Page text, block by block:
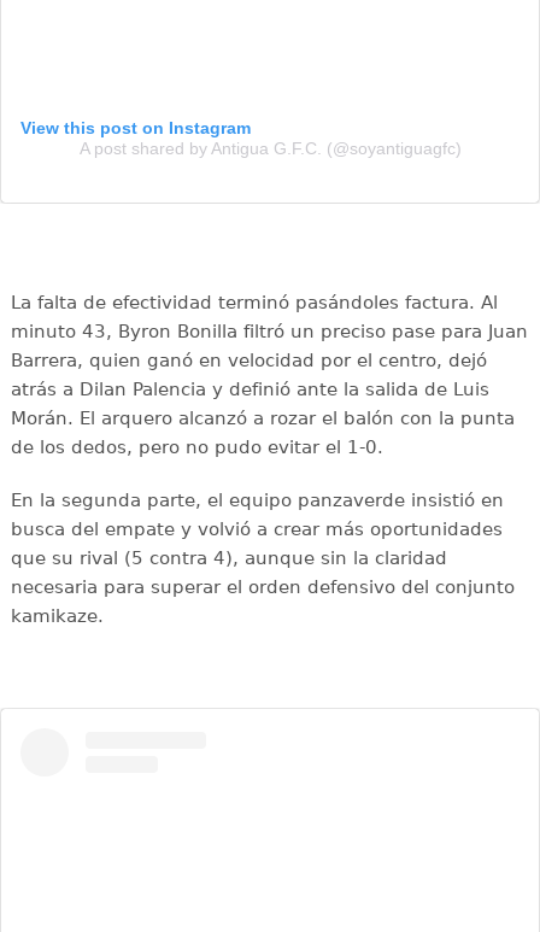
View this post on Instagram
A post shared by Antigua G.F.C. (@soyantiguagfc)
La falta de efectividad terminó pasándoles factura. Al
minuto 43, Byron Bonilla filtró un preciso pase para Juan
Barrera, quien ganó en velocidad por el centro, dejó
atrás a Dilan Palencia y definió ante la salida de Luis
Morán. El arquero alcanzó a rozar el balón con la punta
de los dedos, pero no pudo evitar el 1-0.
En la segunda parte, el equipo panzaverde insistió en
busca del empate y volvió a crear más oportunidades
que su rival (5 contra 4), aunque sin la claridad
necesaria para superar el orden defensivo del conjunto
kamikaze.